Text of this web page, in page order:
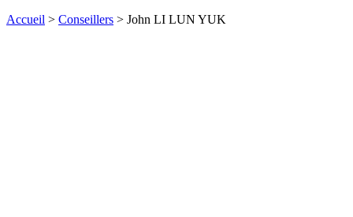
Accueil > Conseillers > John LI LUN YUK